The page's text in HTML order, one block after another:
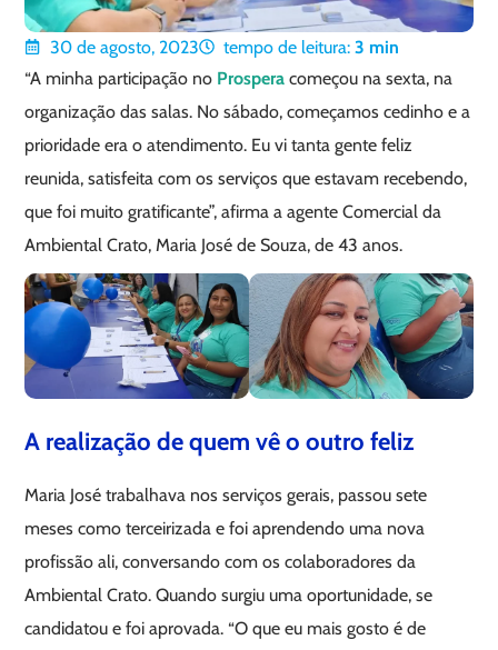
30 de agosto, 2023 tempo de leitura: 3 min
“A minha participação no Prospera começou na sexta, na
organização das salas. No sábado, começamos cedinho e a
prioridade era o atendimento. Eu vi tanta gente feliz
reunida, satisfeita com os serviços que estavam recebendo,
que foi muito gratificante”, afirma a agente Comercial da
Ambiental Crato, Maria José de Souza, de 43 anos.
A realização de quem vê o outro feliz
Maria José trabalhava nos serviços gerais, passou sete
meses como terceirizada e foi aprendendo uma nova
profissão ali, conversando com os colaboradores da
Ambiental Crato. Quando surgiu uma oportunidade, se
candidatou e foi aprovada. “O que eu mais gosto é de